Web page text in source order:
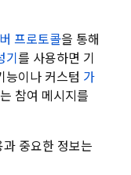
프로토콜을 통해
기 를 사용하면 기
능이나 커스텀 가
참여 메시지를
중요한 정보는